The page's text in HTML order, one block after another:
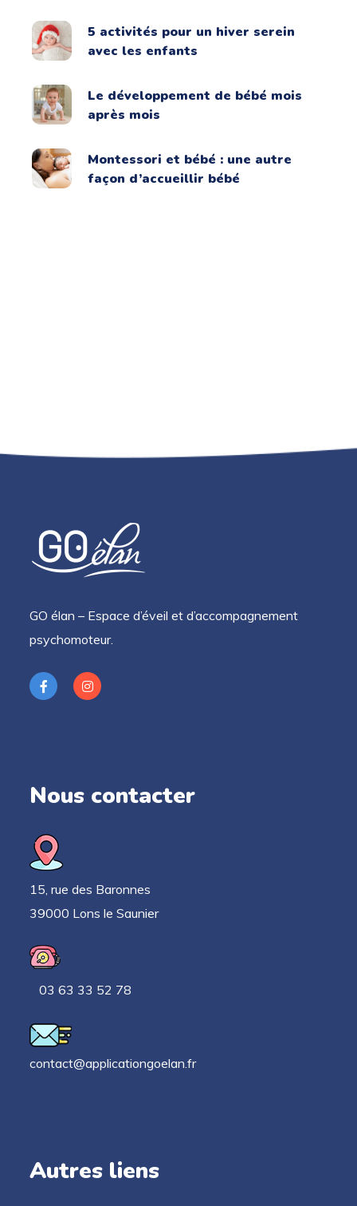
5 activités pour un hiver serein
avec les enfants
Le développement de bébé mois
après mois
Montessori et bébé : une autre
façon d’accueillir bébé
GO élan – Espace d’éveil et d’accompagnement
psychomoteur.
Nous contacter
15, rue des Baronnes
39000 Lons le Saunier
03 63 33 52 78
contact@applicationgoelan.fr
Autres liens